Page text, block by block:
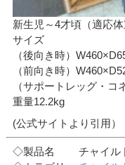
新生児～4才頃（適応体
サイズ
（後向き時）
（前向き時）
（サポートレッグ・コ
重量12.2kg
(公式サイトより引用）
◇製品名 チャイル